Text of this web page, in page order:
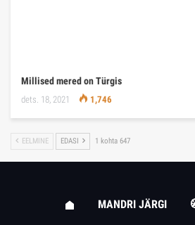
Millised mered on Türgis
dets. 18, 2021 1,746
EELMINE EDASI 1 kohta 647
MANDRI JÄRGI